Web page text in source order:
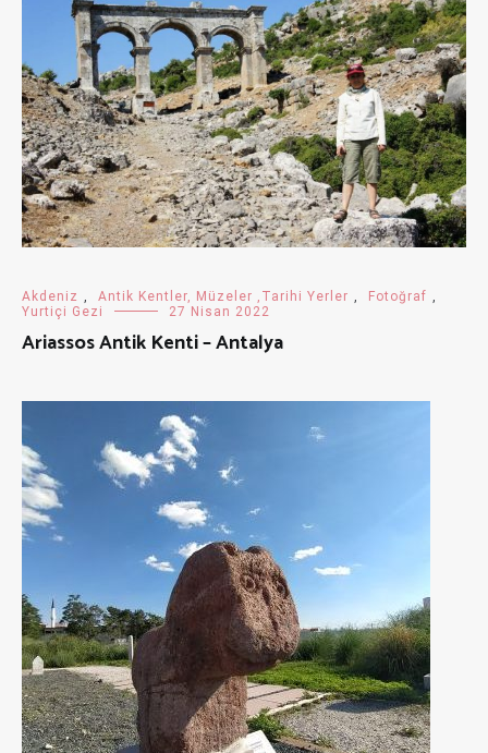
Akdeniz , Antik Kentler, Müzeler ,Tarihi Yerler , Fotoğraf ,
Yurtiçi Gezi
27 Nisan 2022
Ariassos Antik Kenti – Antalya